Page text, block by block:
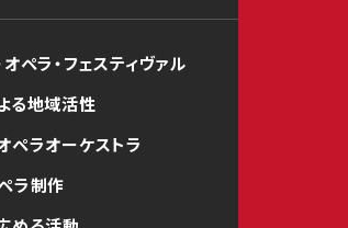
ペラ・フェスティヴァル
る地域活性
ペラオーケストラ
ラ制作